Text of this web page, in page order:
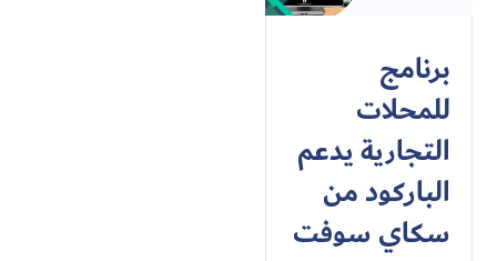
برنامج
للمحلات
التجارية يدعم
الباركود من
سكاي سوفت